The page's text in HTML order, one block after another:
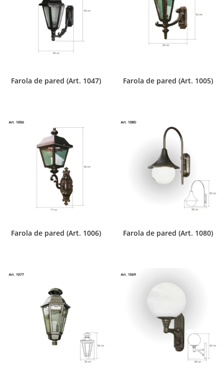
Farola de pared (Art. 1047) Farola de pared (Art. 1005)
Farola de pared (Art. 1006) Farola de pared (Art. 1080)